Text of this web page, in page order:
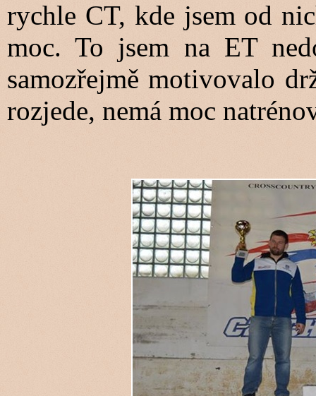
rychle CT, kde jsem od
moc. To jsem na ET
samozřejmě motivovalo
rozjede, nemá moc